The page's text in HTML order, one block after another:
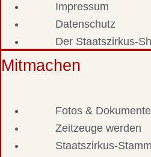
Impressum
Datenschutz
Der Staatszirkus-
Mitmachen
Fotos &
Zeitzeuge werden
Staatszirkus-